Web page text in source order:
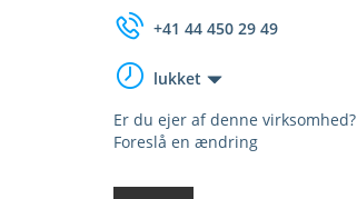
+41 44 450 29 49
lukket
Er du ejer af denne virksomhed?
Foreslå en ændring